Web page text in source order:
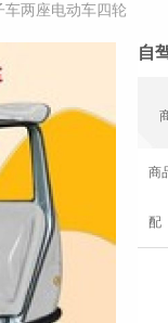
车两座电动车四轮
自
商